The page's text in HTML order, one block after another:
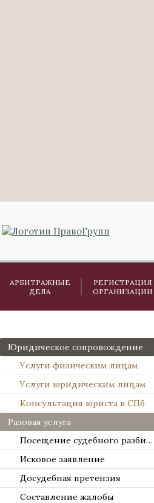
АРБИТРАЖНЫЕ
ДЕЛА
РЕГИСТРАЦИЯ
ОРГАНИЗАЦИИ
Юридическое сопровождение
Услуги физическим лицам
Услуги юридическим лицам
Консультация юриста в СПб
Разовая услуга
Посещение судебного разбирательства
Исковое заявление
Досудебная претензия
Составление жалобы